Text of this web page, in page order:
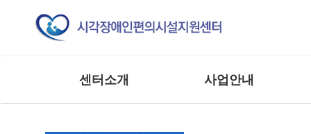
센터소개 사업안내